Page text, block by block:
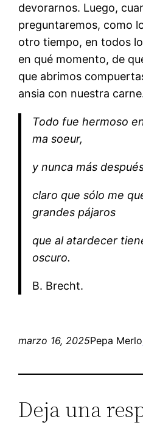
devorarnos. Luego,
preguntaremos, como
otro tiempo, en todos
en qué momento, de
que abrimos
ansia con nuestra
Todo fue hermoso
ma soeur,
y nunca más
claro que sólo me
grandes pájaros
que al atardecer
oscuro.
B. Brecht.
marzo 16, 2025Pepa Merlo
Deja una